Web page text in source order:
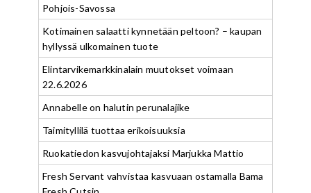
Pohjois-Savossa
Kotimainen salaatti kynnetään peltoon? – kaupan
hyllyssä ulkomainen tuote
Elintarvikemarkkinalain muutokset voimaan
22.6.2026
Annabelle on halutin perunalajike
Taimityllilä tuottaa erikoisuuksia
Ruokatiedon kasvujohtajaksi Marjukka Mattio
Fresh Servant vahvistaa kasvuaan ostamalla Bama